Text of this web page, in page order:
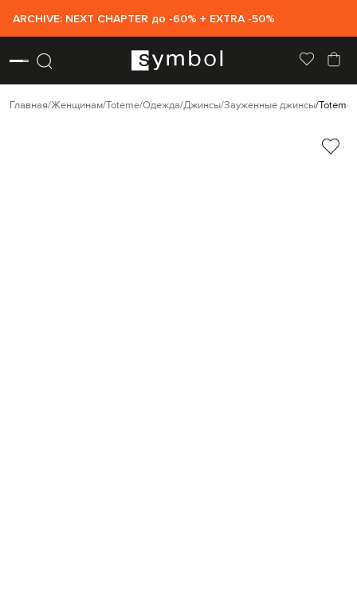
ARCHIVE: NEXT CHAPTER до -60% + EXTRA -50%
Главная Женщинам Toteme Одежда Джинсы Зауженные джинсы Toteme